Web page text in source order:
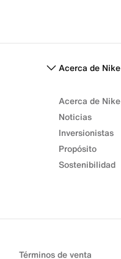
Acerca de Nike
Acerca de Nike
Noticias
Inversionistas
Propósito
Sostenibilidad
Términos de venta